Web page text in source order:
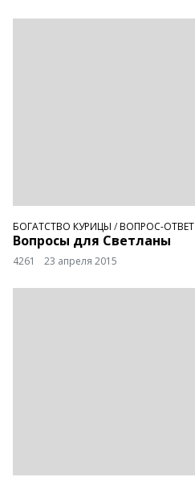
БОГАТСТВО КУРИЦЫ /ВОПРОС-ОТВЕТ
Вопросы для Светланы
4261 23 апреля 2015